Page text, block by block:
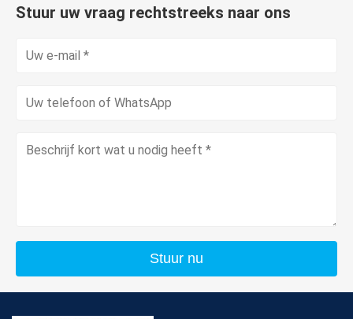
Stuur uw vraag rechtstreeks naar ons
Stuur nu